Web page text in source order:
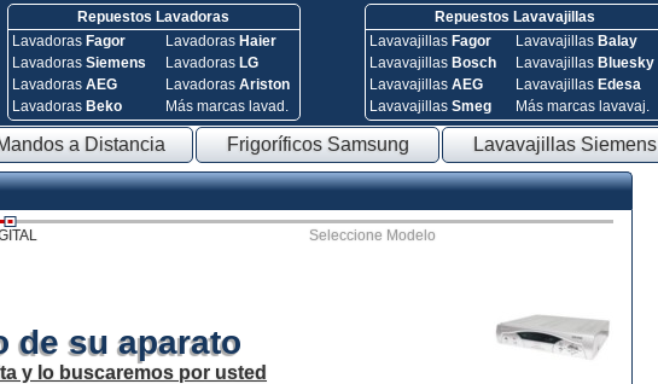
Repuestos Lavadoras
Lavadoras Fagor
Lavadoras Siemens
Lavadoras AEG
Lavadoras Beko
Lavadoras Haier
Lavadoras LG
Lavadoras Ariston
Más marcas lavad.
Repuestos Lavavajillas
Lavavajillas Fagor
Lavavajillas Bosch
Lavavajillas AEG
Lavavajillas Smeg
Lavavajillas Balay
Lavavajillas Bluesky
Lavavajillas Edesa
Más marcas lavavaj.
a Distancia Frigoríficos Samsung Lavavajillas Siemens
Seleccione Modelo
de su aparato
y lo buscaremos por usted